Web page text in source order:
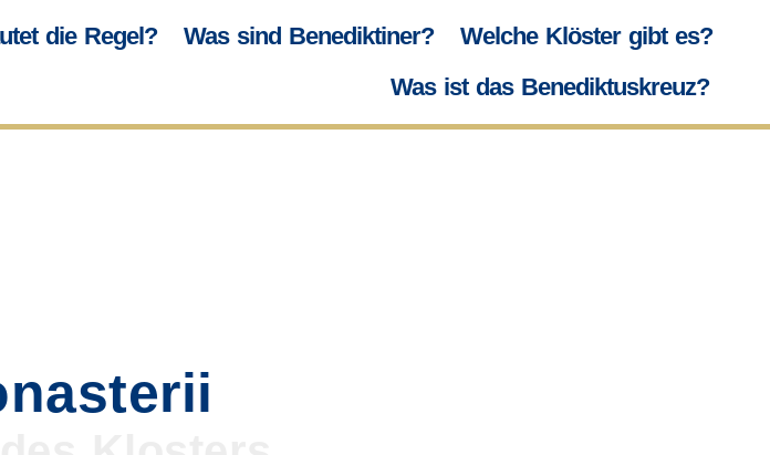
die Regel? Was sind Benediktiner?
Welche Klöster gibt es?
Was ist das Benediktuskreuz?